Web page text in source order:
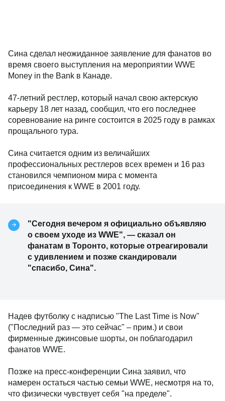
Сина сделал неожиданное заявление для фанатов во
время своего выступления на мероприятии WWE
Money in the Bank в Канаде.
47-летний рестлер, который начал свою актерскую
карьеру 18 лет назад, сообщил, что его последнее
соревнование на ринге состоится в 2025 году в рамках
прощального тура.
Сина считается одним из величайших
профессиональных рестлеров всех времен и 16 раз
становился чемпионом мира с момента
присоединения к WWE в 2001 году.
"Сегодня вечером я официально объявляю
о своем уходе из WWE", — сказал он
фанатам в Торонто, которые отреагировали
с удивлением и позже скандировали
"спасибо, Сина".
Надев футболку с надписью "The Last Time is Now"
("Последний раз — это сейчас" – прим.) и свои
фирменные джинсовые шорты, он поблагодарил
фанатов WWE.
Позже на пресс-конференции Сина заявил, что
намерен остаться частью семьи WWE, несмотря на то,
что физически чувствует себя "на пределе".